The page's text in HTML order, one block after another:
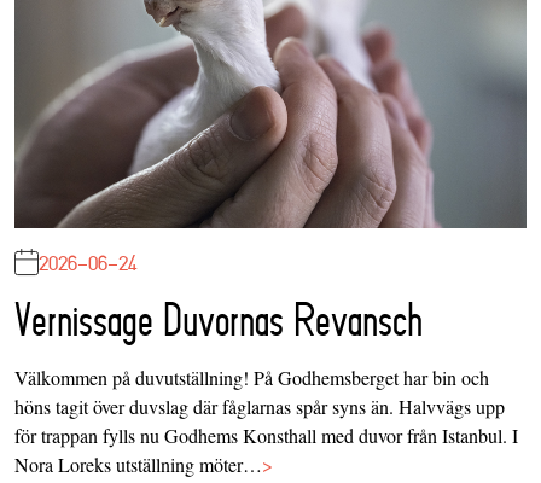
2026-06-24
Vernissage Duvornas Revansch
Välkommen på duvutställning! På Godhemsberget har bin och
höns tagit över duvslag där fåglarnas spår syns än. Halvvägs upp
för trappan fylls nu Godhems Konsthall med duvor från Istanbul. I
Nora Loreks utställning möter…>